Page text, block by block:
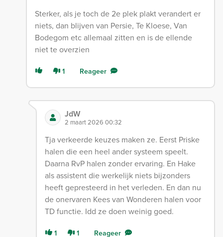
Sterker, als je toch de 2e plek plakt verandert er
niets, dan blijven van Persie, Te Kloese, Van
Bodegom etc allemaal zitten en is de ellende
niet te overzien
1 Reageer
JdW
2 maart 2026 00:32
Tja verkeerde keuzes maken ze. Eerst Priske
halen die een heel ander systeem speelt.
Daarna RvP halen zonder ervaring. En Hake
als assistent die werkelijk niets bijzonders
heeft gepresteerd in het verleden. En dan nu
de onervaren Kees van Wonderen halen voor
TD functie. Idd ze doen weinig goed.
1 1 Reageer